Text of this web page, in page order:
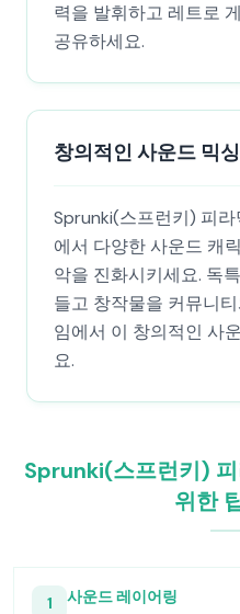
력을 발휘하고 레트로
공유하세요.
창의적인 사운드 믹싱
Sprunki(스프런키) 피
에서 다양한 사운드 캐
악을 진화시키세요. 독
들고 창작물을 커뮤니
임에서 이 창의적인 사
요.
Sprunki(스프런키)
위한
1
사운드 레이어링